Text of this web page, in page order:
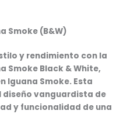
Smoke (B&W)
y rendimiento con la
Smoke Black & White,
Iguana Smoke. Esta
vanguardista de
y funcionalidad de una